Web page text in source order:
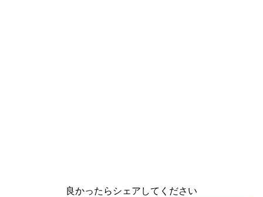
良かったらシェアしてください